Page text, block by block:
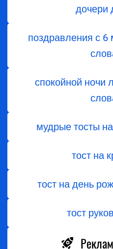
дочери
поздравления с
спокойной ночи
мудрые тосты
тост на
тост на день
тост